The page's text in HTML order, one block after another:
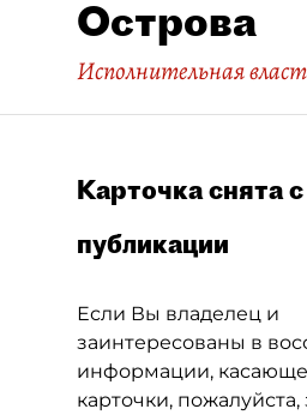
Острова
Исполнительная
Карточка снята с
публикации
Если Вы владелец и
заинтересованы в
информации,
карточки,